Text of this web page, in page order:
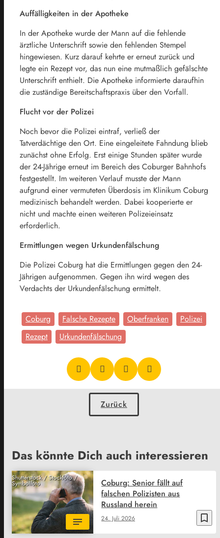
Auffälligkeiten in der Apotheke
In der Apotheke wurde der Mann auf die fehlende
ärztliche Unterschrift sowie den fehlenden Stempel
hingewiesen. Kurz darauf kehrte er erneut zurück und
legte ein Rezept vor, das nun eine mutmaßlich gefälschte
Unterschrift enthielt. Die Apotheke informierte daraufhin
die zuständige Bereitschaftspraxis über den Vorfall.
Flucht vor der Polizei
Noch bevor die Polizei eintraf, verließ der
Tatverdächtige den Ort. Eine eingeleitete Fahndung blieb
zunächst ohne Erfolg. Erst einige Stunden später wurde
der 24-Jährige erneut im Bereich des Coburger Bahnhofs
festgestellt. Im weiteren Verlauf musste der Mann
aufgrund einer vermuteten Überdosis im Klinikum Coburg
medizinisch behandelt werden. Dabei kooperierte er
nicht und machte einen weiteren Polizeieinsatz
erforderlich.
Ermittlungen wegen Urkundenfälschung
Die Polizei Coburg hat die Ermittlungen gegen den 24-
Jährigen aufgenommen. Gegen ihn wird wegen des
Verdachts der Urkundenfälschung ermittelt.
Coburg Falsche Rezepte Oberfranken
Polizei
Rezept
Urkundenfälschung
Zurück
Das könnte Dich auch interessieren
Shutterstock / Stockfoto /
Symbolfoto
bookmark_border
24. Juli 2026
Coburg: Senior fällt auf
falschen Polizisten aus
Russland herein